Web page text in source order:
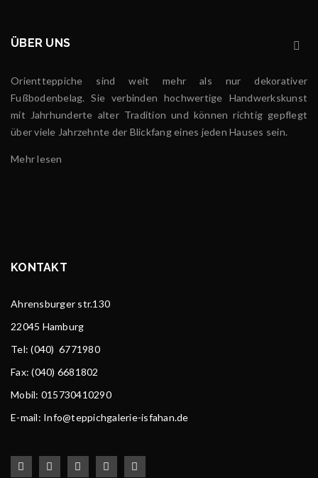
ÜBER UNS
Orientteppiche sind weit mehr als nur dekorativer
Fußbodenbelag. Sie verbinden hochwertige Handwerkskunst
mit Jahrhunderte alter Tradition und können richtig gepflegt
über viele Jahrzehnte der Blickfang eines jeden Hauses sein.
Mehr lesen
KONTAKT
Ahrensburger str.130
22045 Hamburg
Tel: (040) 6771980
Fax: (040) 6681802
Mobil: 015730410290
E-mail: Info@teppichgalerie-isfahan.de